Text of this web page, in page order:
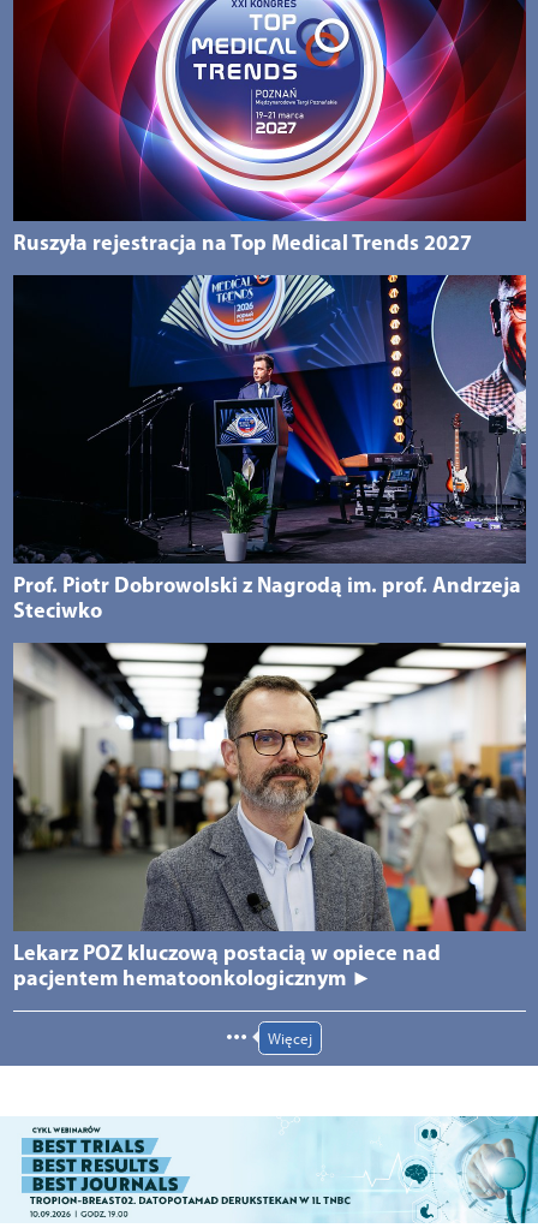
Ruszyła rejestracja na Top Medical Trends 2027
Prof. Piotr Dobrowolski z Nagrodą im. prof. Andrzeja
Steciwko
Lekarz POZ kluczową postacią w opiece nad
pacjentem hematoonkologicznym ►
Więcej